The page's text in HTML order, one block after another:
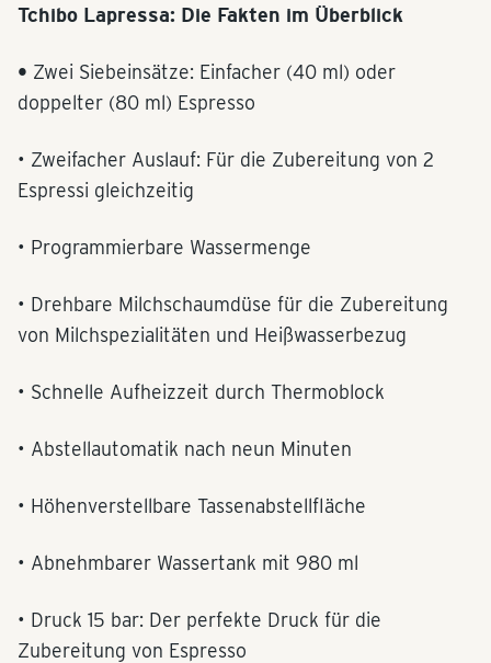
Tchibo Lapressa: Die Fakten im Überblick
• Zwei Siebeinsätze: Einfacher (40 ml) oder
doppelter (80 ml) Espresso
• Zweifacher Auslauf: Für die Zubereitung von 2
Espressi gleichzeitig
• Programmierbare Wassermenge
• Drehbare Milchschaumdüse für die Zubereitung
von Milchspezialitäten und Heißwasserbezug
• Schnelle Aufheizzeit durch Thermoblock
• Abstellautomatik nach neun Minuten
• Höhenverstellbare Tassenabstellfläche
• Abnehmbarer Wassertank mit 980 ml
• Druck 15 bar: Der perfekte Druck für die
Zubereitung von Espresso